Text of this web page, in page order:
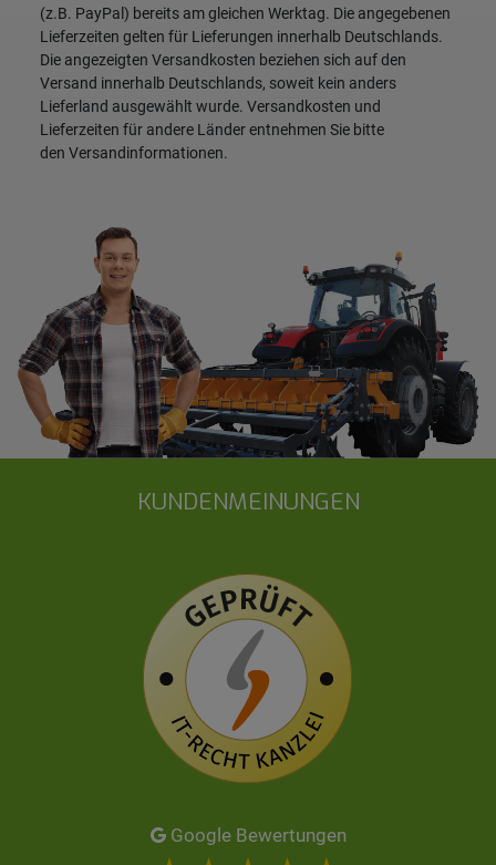
(z.B. PayPal) bereits am gleichen Werktag. Die angegebenen
Lieferzeiten gelten für Lieferungen innerhalb Deutschlands.
Die angezeigten Versandkosten beziehen sich auf den
Versand innerhalb Deutschlands, soweit kein anders
Lieferland ausgewählt wurde. Versandkosten und
Lieferzeiten für andere Länder entnehmen Sie bitte
den Versandinformationen.
KUNDENMEINUNGEN
Google Bewertungen